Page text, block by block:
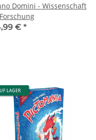
Domini - Wissenschaft
€ *
LAGER